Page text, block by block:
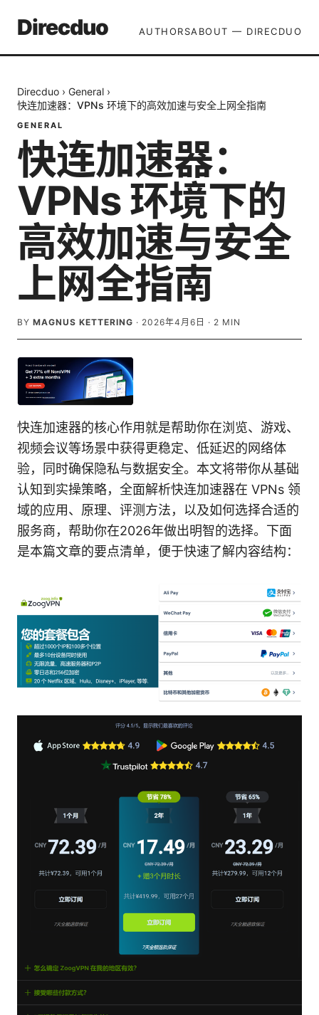
Direcduo AUTHORSABOUT — DIRECDUO
Direcduo › General ›
快连加速器：VPNs 环境下的高效加速与安全上网全指南
GENERAL
快连加速器：
VPNs 环境下的
高效加速与安全
上网全指南
BY MAGNUS KETTERING · 2026年4月6日 · 2 MIN
快连加速器的核心作用就是帮助你在浏览、游戏、
视频会议等场景中获得更稳定、低延迟的网络体
验，同时确保隐私与数据安全。本文将带你从基础
认知到实操策略，全面解析快连加速器在 VPNs 领
域的应用、原理、评测方法，以及如何选择合适的
服务商，帮助你在2026年做出明智的选择。下面
是本篇文章的要点清单，便于快速了解内容结构：